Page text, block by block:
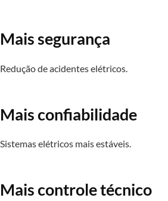
Mais segurança
Redução de acidentes elétricos.
Mais confiabilidade
Sistemas elétricos mais estáveis.
Mais controle técnico